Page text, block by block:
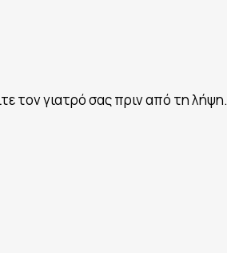
τον γιατρό σας πριν από τη λήψη.